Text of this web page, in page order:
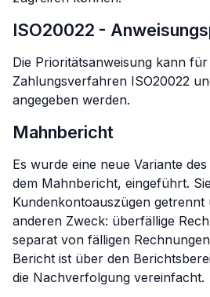
ISO20022 -
Die Prioritätsanweisung kann
Zahlungsverfahren ISO20022
angegeben werden.
Mahnbericht
Es wurde eine neue Variante
dem Mahnbericht, eingeführt.
Kundenkontoauszügen getrennt
anderen Zweck: überfällige
separat von fälligen
Bericht ist über den
die Nachverfolgung vereinfacht.